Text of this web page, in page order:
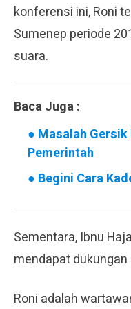
konferensi ini, Roni
Sumenep periode
suara.
Baca Juga :
● Masalah
Pemerintah
● Begini Cara
Sementara, Ibnu
mendapat
Roni adalah